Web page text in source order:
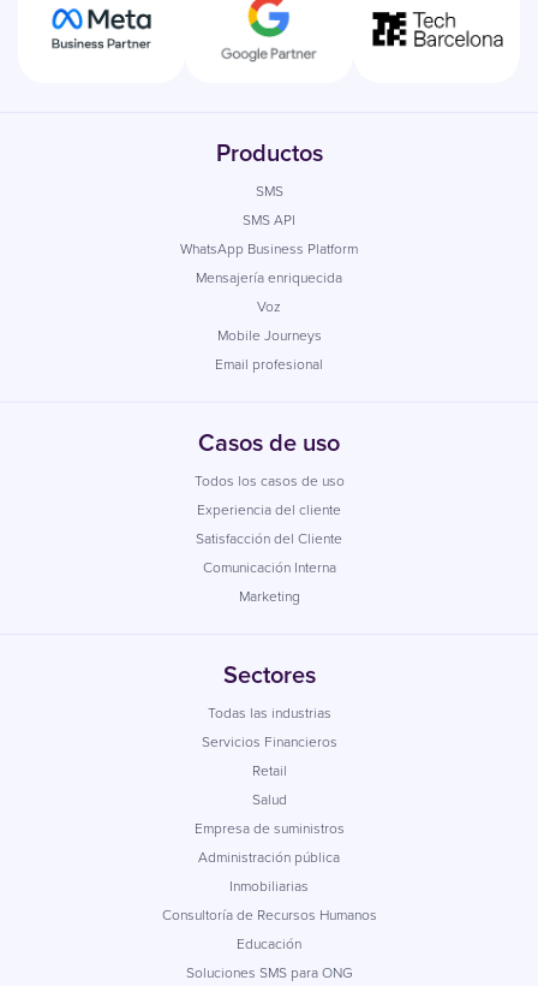
Productos
SMS
SMS API
WhatsApp Business Platform
Mensajería enriquecida
Voz
Mobile Journeys
Email profesional
Casos de uso
Todos los casos de uso
Experiencia del cliente
Satisfacción del Cliente
Comunicación Interna
Marketing
Sectores
Todas las industrias
Servicios Financieros
Retail
Salud
Empresa de suministros
Administración pública
Inmobiliarias
Consultoría de Recursos Humanos
Educación
Soluciones SMS para ONG